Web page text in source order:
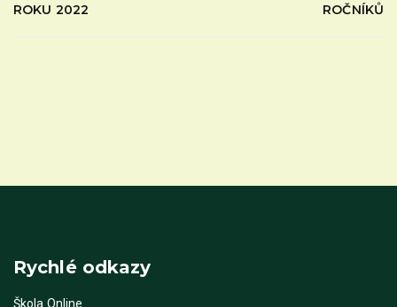
ROKU 2022
ROČNÍKŮ
Rychlé odkazy
Škola Online